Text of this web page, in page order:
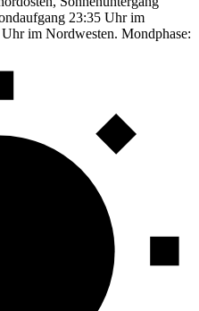
23:35 Uhr im
im Nordwesten. Mondphase: